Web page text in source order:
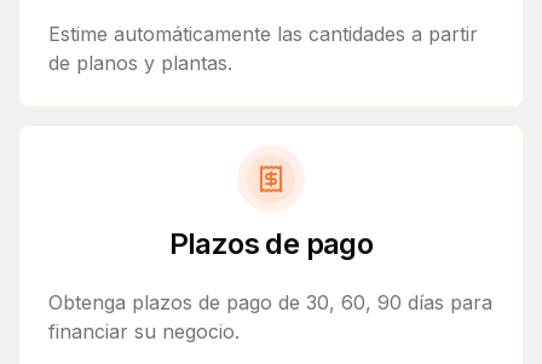
Estime automáticamente las cantidades a partir
de planos y plantas.
Plazos de pago
Obtenga plazos de pago de 30, 60, 90 días para
financiar su negocio.